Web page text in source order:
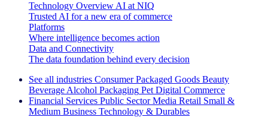
Technology Overview AI at NIQ
Trusted AI for a new era of commerce
Platforms
Where intelligence becomes action
Data and Connectivity
The data foundation behind every decision
See all industries Consumer Packaged Goods Beauty
Beverage Alcohol Packaging Pet Digital Commerce
Financial Services Public Sector Media Retail Small &
Medium Business Technology & Durables